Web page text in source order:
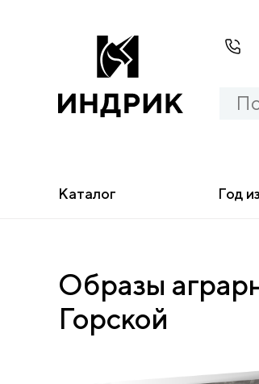
Каталог Год
Образы
Горской